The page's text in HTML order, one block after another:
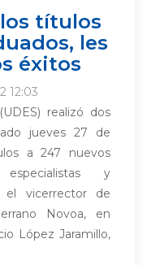
títulos
les
éxitos
12:03
realizó dos
jueves 27 de
a 247 nuevos
especialistas y
el vicerrector de
Novoa, en
López Jaramillo,